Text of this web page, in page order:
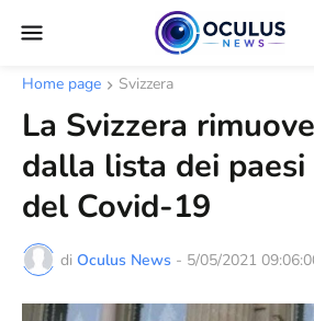
Home page Svizzera
La Svizzera
dalla lista dei paesi
del Covid-19
di Oculus News - 5/05/2021